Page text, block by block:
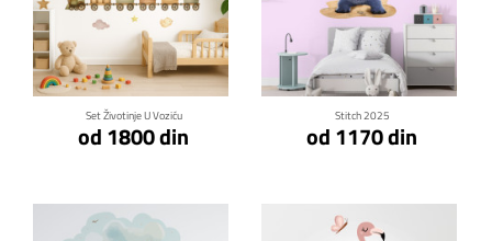
Set Životinje U Voziću
od 1800 din
Klikni za detalje
Stitch 2025
od 1170 din
Klikni za detalje